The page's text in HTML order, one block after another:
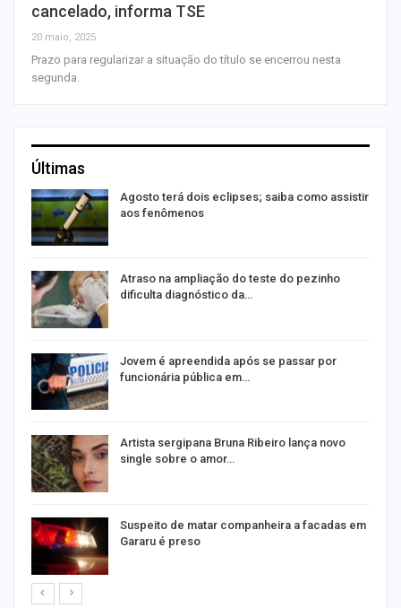
cancelado, informa TSE
20 maio, 2025
Prazo para regularizar a situação do título se encerrou nesta
segunda.
Últimas
Agosto terá dois eclipses; saiba como assistir
aos fenômenos
Atraso na ampliação do teste do pezinho
dificulta diagnóstico da…
Jovem é apreendida após se passar por
funcionária pública em…
Artista sergipana Bruna Ribeiro lança novo
single sobre o amor…
Suspeito de matar companheira a facadas em
Gararu é preso